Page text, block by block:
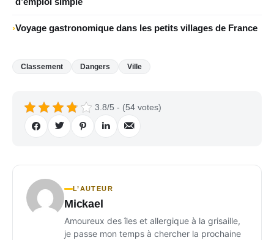
Voyage gastronomique dans les petits villages de France
Classement Dangers Ville
3.8/5 - (54 votes)
L’AUTEUR
Mickael
Amoureux des îles et allergique à la grisaille,
je passe mon temps à chercher la prochaine